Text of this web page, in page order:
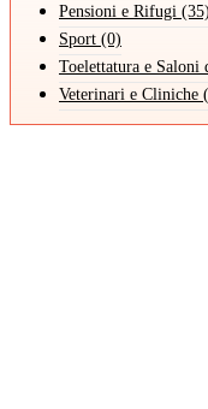
Pensioni e Rifugi (35)
Sport (0)
Toelettatura e Saloni
Veterinari e Cliniche